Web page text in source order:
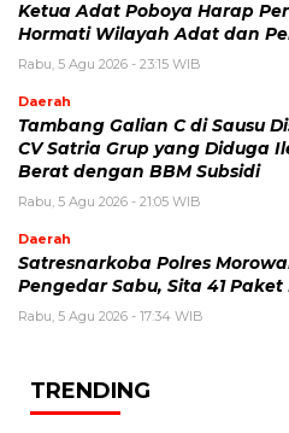
Ketua Adat Poboya Harap
Hormati Wilayah Adat dan
Rabu, 5 Agu 2026 - 23:15 WIB
Daerah
Tambang Galian C di Sausu
CV Satria Grup yang Diduga
Berat dengan BBM Subsidi
Rabu, 5 Agu 2026 - 21:05 WIB
Daerah
Satresnarkoba Polres
Pengedar Sabu, Sita 41
Rabu, 5 Agu 2026 - 17:34 WIB
TRENDING